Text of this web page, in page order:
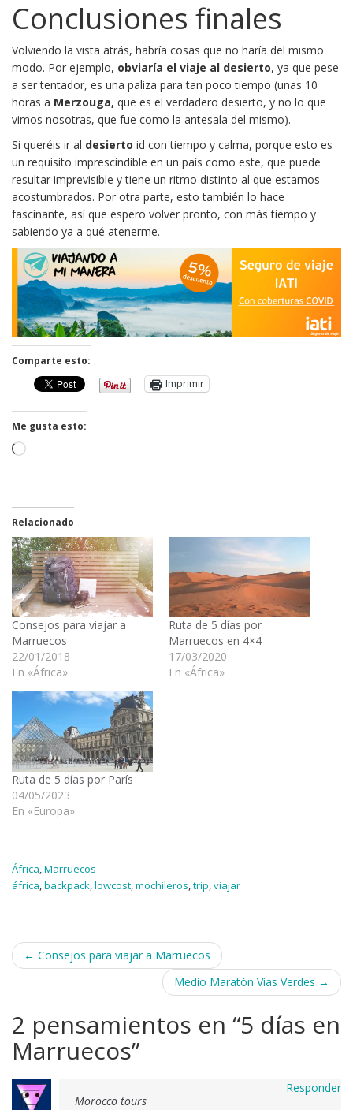
Conclusiones finales
Volviendo la vista atrás, habría cosas que no haría del mismo
modo. Por ejemplo, obviaría el viaje al desierto, ya que pese
a ser tentador, es una paliza para tan poco tiempo (unas 10
horas a Merzouga, que es el verdadero desierto, y no lo que
vimos nosotras, que fue como la antesala del mismo).
Si queréis ir al desierto id con tiempo y calma, porque esto es
un requisito imprescindible en un país como este, que puede
resultar imprevisible y tiene un ritmo distinto al que estamos
acostumbrados. Por otra parte, esto también lo hace
fascinante, así que espero volver pronto, con más tiempo y
sabiendo ya a qué atenerme.
Comparte esto:
Imprimir
Me gusta esto:
Cargando...
Relacionado
Consejos para viajar a
Marruecos
22/01/2018
En «África»
Ruta de 5 días por
Marruecos en 4×4
17/03/2020
En «África»
Ruta de 5 días por París
04/05/2023
En «Europa»
África,Marruecos
áfrica,backpack,lowcost,mochileros,trip,viajar
Navegación
entradas
← Consejos para viajar a Marruecos
Medio Maratón Vías Verdes →
2 pensamientos en “5 días en
Marruecos”
Morocco tours
Responder